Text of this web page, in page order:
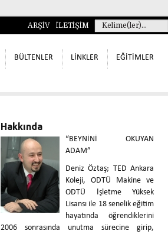
ARŞİV İLETİŞİM
BÜLTENLER LİNKLER EĞİTİMLER
Hakkında
“BEYNİNİ OKUYAN
ADAM”
Deniz Öztaş; TED Ankara
Koleji, ODTÜ Makine ve
ODTÜ İşletme Yüksek
Lisansı ile 18 senelik eğitim
hayatında öğrendiklerini
2006 sonrasında unutma sürecine girip,